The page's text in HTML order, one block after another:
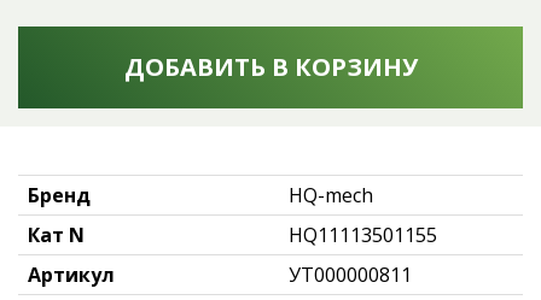
ДОБАВИТЬ В КОРЗИНУ
Бренд
HQ-mech
Кат N
HQ11113501155
Артикул
УТ000000811